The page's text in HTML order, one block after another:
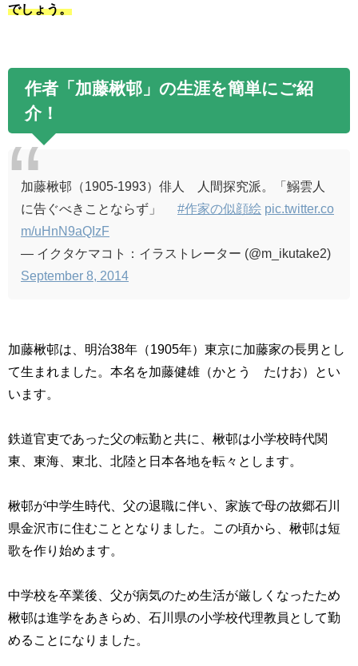
でしょう。
作者「加藤楸邨」の生涯を簡単にご紹
介！
加藤楸邨（1905-1993）俳人 人間探究派。「鰯雲人
に告ぐべきことならず」 #作家の似顔絵 pic.twitter.co
m/uHnN9aQIzF
— イクタケマコト：イラストレーター (@m_ikutake2)
September 8, 2014
加藤楸邨は、明治38年（1905年）東京に加藤家の長男とし
て生まれました。本名を加藤健雄（かとう たけお）とい
います。
鉄道官吏であった父の転勤と共に、楸邨は小学校時代関
東、東海、東北、北陸と日本各地を転々とします。
楸邨が中学生時代、父の退職に伴い、家族で母の故郷石川
県金沢市に住むこととなりました。この頃から、楸邨は短
歌を作り始めます。
中学校を卒業後、父が病気のため生活が厳しくなったため
楸邨は進学をあきらめ、石川県の小学校代理教員として勤
めることになりました。